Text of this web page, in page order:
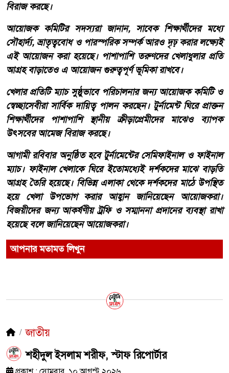
বিরাজ করছে।
আয়োজক কমিটির সদস্যরা জানান, সাবেক শিক্ষার্থীদের মধ্যে
সৌহার্দ্য, ভ্রাতৃত্ববোধ ও পারস্পরিক সম্পর্ক আরও দৃঢ় করার লক্ষ্যেই
এই আয়োজন করা হয়েছে। পাশাপাশি তরুণদের খেলাধুলার প্রতি
আগ্রহ বাড়াতেও এ আয়োজন গুরুত্বপূর্ণ ভূমিকা রাখবে।
খেলার প্রতিটি ম্যাচ সুষ্ঠুভাবে পরিচালনার জন্য আয়োজক কমিটি ও
স্বেচ্ছাসেবীরা সার্বিক দায়িত্ব পালন করছেন। টুর্নামেন্ট ঘিরে প্রাক্তন
শিক্ষার্থীদের পাশাপাশি স্থানীয় ক্রীড়াপ্রেমীদের মাঝেও ব্যাপক
উৎসবের আমেজ বিরাজ করছে।
আগামী রবিবার অনুষ্ঠিত হবে টুর্নামেন্টের সেমিফাইনাল ও ফাইনাল
ম্যাচ। ফাইনাল খেলাকে ঘিরে ইতোমধ্যেই দর্শকদের মাঝে বাড়তি
আগ্রহ তৈরি হয়েছে। বিভিন্ন এলাকা থেকে দর্শকদের মাঠে উপস্থিত
হয়ে খেলা উপভোগ করার আহ্বান জানিয়েছেন আয়োজকরা।
বিজয়ীদের জন্য আকর্ষণীয় ট্রফি ও সম্মাননা প্রদানের ব্যবস্থা রাখা
হয়েছে বলে জানিয়েছেন আয়োজকরা।
আপনার মতামত লিখুন
জাতীয়
শহীদুল ইসলাম শরীফ, স্টাফ রিপোর্টার